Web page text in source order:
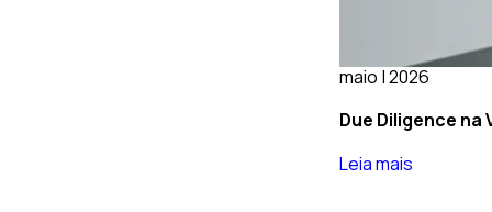
maio | 2026
Due Diligence na
Leia mais